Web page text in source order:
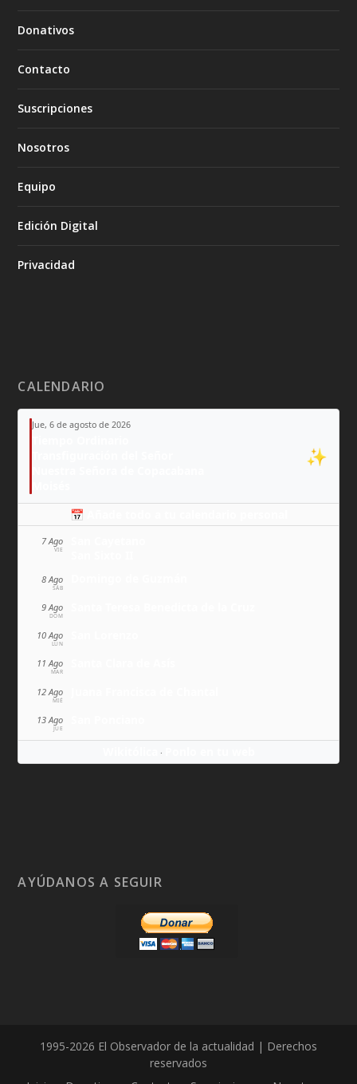
Donativos
Contacto
Suscripciones
Nosotros
Equipo
Edición Digital
Privacidad
CALENDARIO
Jue, 6 de agosto de 2026
✨
📅 Añade todo a tu calendario personal
7 Ago
VIE
8 Ago
SÁB
9 Ago
DOM
10 Ago
LUN
11 Ago
MAR
12 Ago
MIÉ
13 Ago
JUE
·
AYÚDANOS A SEGUIR
1995-2026 El Observador de la actualidad | Derechos
reservados